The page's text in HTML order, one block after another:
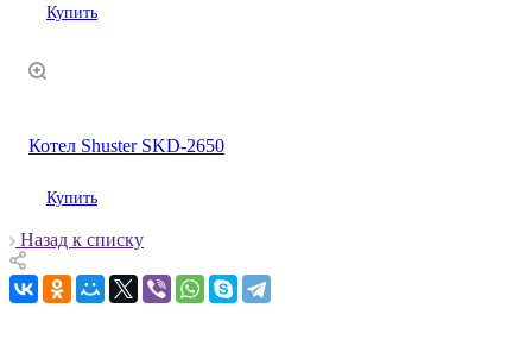
Купить
Котел Shuster SKD-2650
Купить
Назад к списку